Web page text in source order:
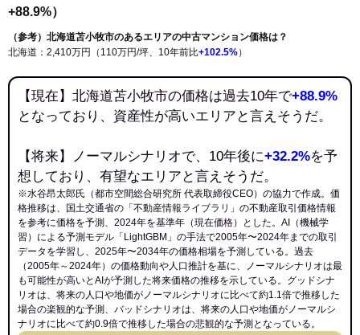
+88.9%）
（参考）北海道苫小牧市のあるエリアの中古マンション価格は？
北海道：2,410万円（110万円/坪、10年前比+102.5%）
【現在】北海道苫小牧市の価格は過去10年で+88.9%
となっており、資産性が高いエリアと言えそうだ。
【将来】ノーマルシナリオで、10年後に+32.2%を予
想しており、有望なエリアと言えそうだ。
※水谷昂太郎氏（都市空間総合研究所 代表取締役CEO）の協力で作成。価
格推移は、国土交通省の「 不動産情報ライブラリ 」の不動産取引価格情報
を参考に価格を予測、2024年を基準年（現在価格）とした。AI（機械学
習）による予測モデル「LightGBM」の手法で2005年〜2024年までの取引
データを学習し、2025年〜2034年の価格相場を予測している。過去
（2005年～2024年）の価格動向や人口推計を基に、ノーマルシナリオは最
も可能性が高いとAIが予測した将来価格の推移を示している。グッドシナ
リオは、将来の人口や地価がノーマルシナリオに比べて約1.1倍で推移した
場合の楽観的な予測、バッドシナリオは、将来の人口や地価がノーマルシ
ナリオに比べて約0.9倍で推移した場合の悲観的な予測となっている。